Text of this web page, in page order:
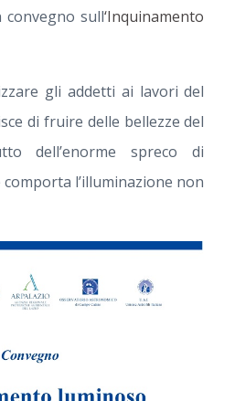
convegno sull‘Inquinamento
gli addetti ai lavori del
di fruire delle bellezze del
dell’enorme spreco di
l’illuminazione non